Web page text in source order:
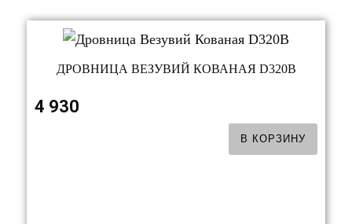
ДРОВНИЦА ВЕЗУВИЙ КОВАНАЯ D320B
4 930
В КОРЗИНУ